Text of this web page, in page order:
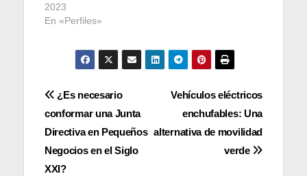
2023
En «Perfiles»
Navegación
de
entradas
Vehículos eléctricos
enchufables: Una
alternativa de movilidad
verde
¿Es necesario
conformar una Junta
Directiva en Pequeños
Negocios en el Siglo
XXI?